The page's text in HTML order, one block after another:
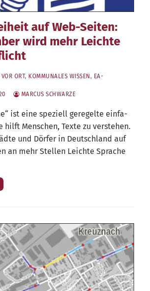
auf Web-Seiten:
wird mehr Leichte
VOR ORT, KOMMUNALES WISSEN, EA-
MARCUS SCHWARZE
ist eine spe­zi­ell gere­gel­te ein­fa­
hilft Men­schen, Tex­te zu ver­ste­hen.
und Dör­fer in Deutsch­land auf
an mehr Stel­len Leich­te Spra­che